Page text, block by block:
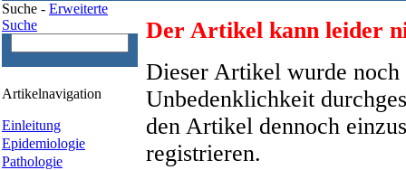
Suche - Erweiterte
Suche
Artikelnavigation
Einleitung
Epidemiologie
Pathologie
Der Artikel kann leider
Dieser Artikel wurde
Unbedenklichkeit
den Artikel dennoch
registrieren.